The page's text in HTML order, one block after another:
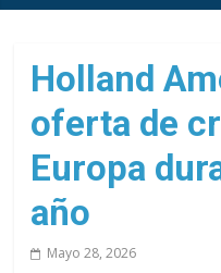
la
de
cruceros
en
solo
Holland
oferta de
Europa
año
Mayo 28, 2026